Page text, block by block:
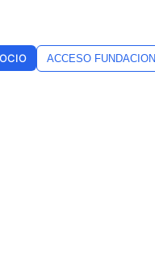
ACCESO